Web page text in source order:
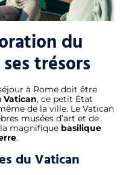
du
trésors
à Rome doit être
Vatican, ce petit État
de la ville. Le Vatican
musées d’art et de
magnifique basilique
.
du Vatican